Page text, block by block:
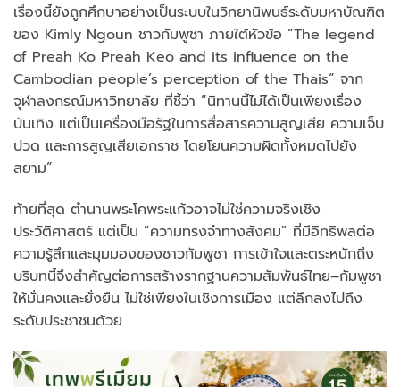
เรื่องนี้ยังถูกศึกษาอย่างเป็นระบบในวิทยานิพนธ์ระดับมหาบัณฑิต
ของ Kimly Ngoun ชาวกัมพูชา ภายใต้หัวข้อ “The legend
of Preah Ko Preah Keo and its influence on the
Cambodian people’s perception of the Thais” จาก
จุฬาลงกรณ์มหาวิทยาลัย ที่ชี้ว่า “นิทานนี้ไม่ได้เป็นเพียงเรื่อง
บันเทิง แต่เป็นเครื่องมือรัฐในการสื่อสารความสูญเสีย ความเจ็บ
ปวด และการสูญเสียเอกราช โดยโยนความผิดทั้งหมดไปยัง
สยาม”
ท้ายที่สุด ตำนานพระโคพระแก้วอาจไม่ใช่ความจริงเชิง
ประวัติศาสตร์ แต่เป็น “ความทรงจำทางสังคม” ที่มีอิทธิพลต่อ
ความรู้สึกและมุมมองของชาวกัมพูชา การเข้าใจและตระหนักถึง
บริบทนี้จึงสำคัญต่อการสร้างรากฐานความสัมพันธ์ไทย–กัมพูชา
ให้มั่นคงและยั่งยืน ไม่ใช่เพียงในเชิงการเมือง แต่ลึกลงไปถึง
ระดับประชาชนด้วย